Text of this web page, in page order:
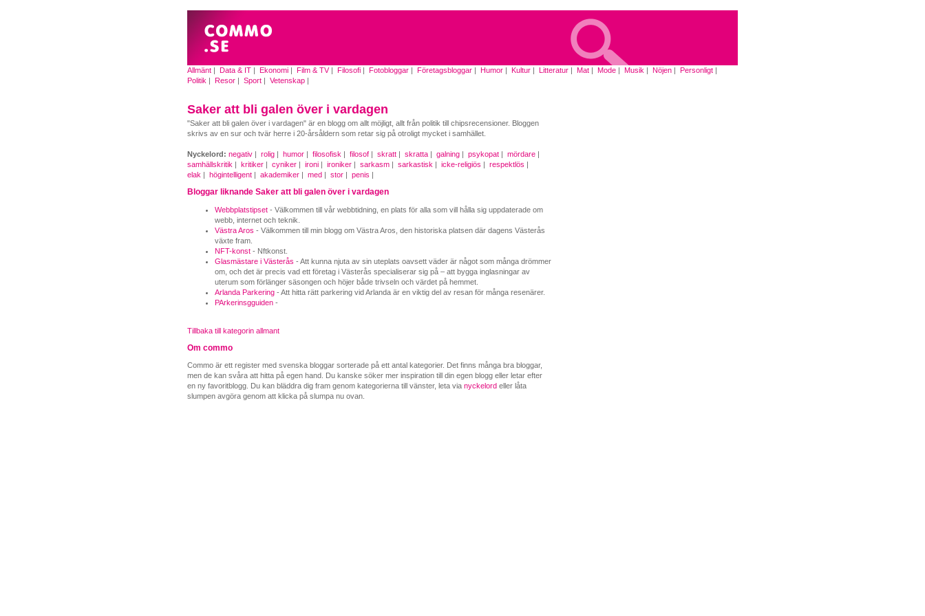
Allmänt | Data & IT | Ekonomi | Film & TV| Filosofi | Fotobloggar | Företagsbloggar | Humor | Kultur | Litteratur | Mat | Mode | Musik | Nöjen | Personligt |
Politik | Resor | Sport | Vetenskap |
Saker att bli galen över i vardagen
"Saker att bli galen över i vardagen" är en blogg om allt möjligt, allt från politik till chipsrecensioner. Bloggen
skrivs av en sur och tvär herre i 20-årsåldern som retar sig på otroligt mycket i samhället.
Nyckelord: negativ | rolig | humor | filosofisk | filosof | skratt | skratta | galning | psykopat | mördare |
samhällskritik | kritiker | cyniker | ironi | ironiker | sarkasm | sarkastisk | icke-religiös | respektlös |
elak | högintelligent | akademiker | med | stor | penis |
Bloggar liknande Saker att bli galen över i vardagen
Webbplatstipset - Välkommen till vår webbtidning, en plats för alla som vill hålla sig uppdaterade om
webb, internet och teknik.
Västra Aros - Välkommen till min blogg om Västra Aros, den historiska platsen där dagens Västerås
växte fram.
NFT-konst - Nftkonst.
Glasmästare i Västerås - Att kunna njuta av sin uteplats oavsett väder är något som många drömmer
om, och det är precis vad ett företag i Västerås specialiserar sig på – att bygga inglasningar av
uterum som förlänger säsongen och höjer både trivseln och värdet på hemmet.
Arlanda Parkering - Att hitta rätt parkering vid Arlanda är en viktig del av resan för många resenärer.
PArkerinsgguiden -
Tillbaka till kategorin allmant
Om commo
Commo är ett register med svenska bloggar sorterade på ett antal kategorier. Det finns många bra bloggar,
men de kan svåra att hitta på egen hand. Du kanske söker mer inspiration till din egen blogg eller letar efter
en ny favoritblogg. Du kan bläddra dig fram genom kategorierna till vänster, leta via nyckelord eller låta
slumpen avgöra genom att klicka på slumpa nu ovan.